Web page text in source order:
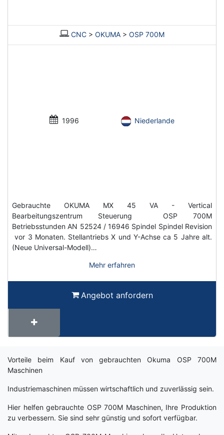
CNC > OKUMA > OSP 700M
1996 Niederlande
Gebrauchte OKUMA MX 45 VA - Vertical
Bearbeitungszentrum Steuerung OSP 700M
Betriebsstunden AN 52524 / 16946 Spindel Spindel Revision
vor 3 Monaten. Stellantriebs X und Y-Achse ca 5 Jahre alt.
(Neue Universal-Modell)…
Mehr erfahren
Angebot anfordern
Term
Wiki
Vorteile beim Kauf von gebrauchten Okuma OSP 700M
Maschinen
Industriemaschinen müssen wirtschaftlich und zuverlässig sein.
Hier helfen gebrauchte OSP 700M Maschinen, Ihre Produktion
zu verbessern. Sie sind sehr günstig und sofort verfügbar.